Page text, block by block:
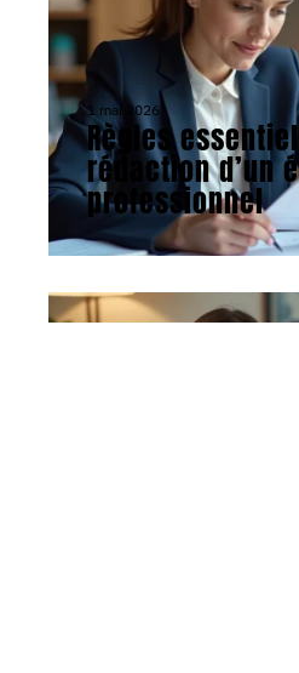
1 mai 2026
Règles
rédaction d’un
professionnel